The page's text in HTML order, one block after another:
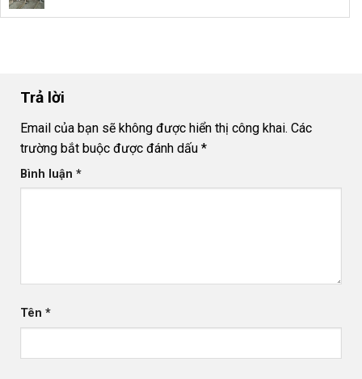
Trả lời
Email của bạn sẽ không được hiển thị công khai. Các
trường bắt buộc được đánh dấu *
Bình luận *
Tên *